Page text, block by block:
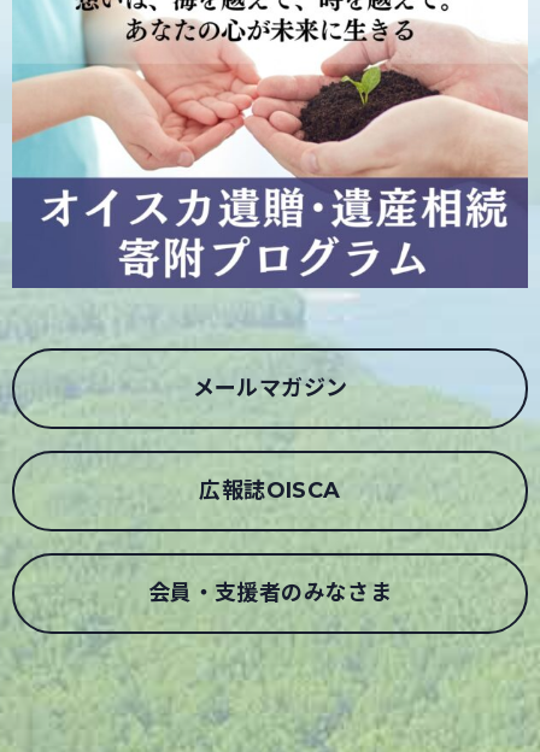
メールマガジン
広報誌OISCA
会員・支援者のみなさま